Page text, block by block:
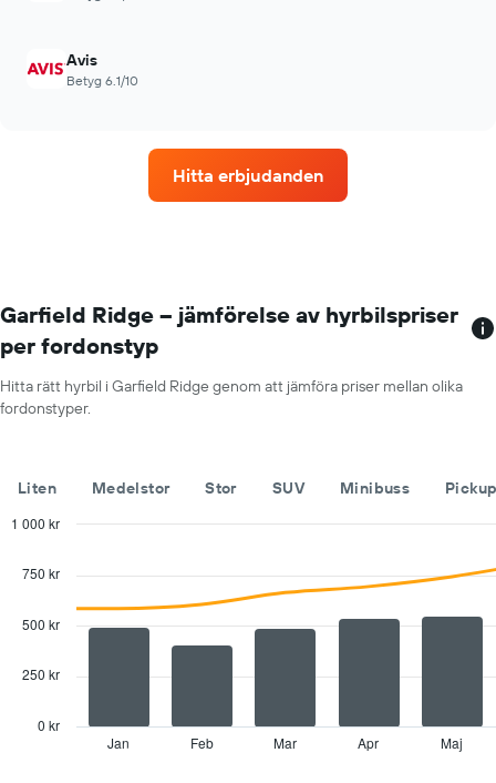
Avis
Betyg 6.1/10
Hitta erbjudanden
Garfield Ridge – jämförelse av hyrbilspriser
per fordonstyp
Hitta rätt hyrbil i Garfield Ridge genom att jämföra priser mellan olika
fordonstyper.
Liten Medelstor Stor SUV Minibuss
with
data
series.
The
Jan Feb Mar Apr Maj
0 kr
250 kr
500 kr
750 kr
1 000 kr